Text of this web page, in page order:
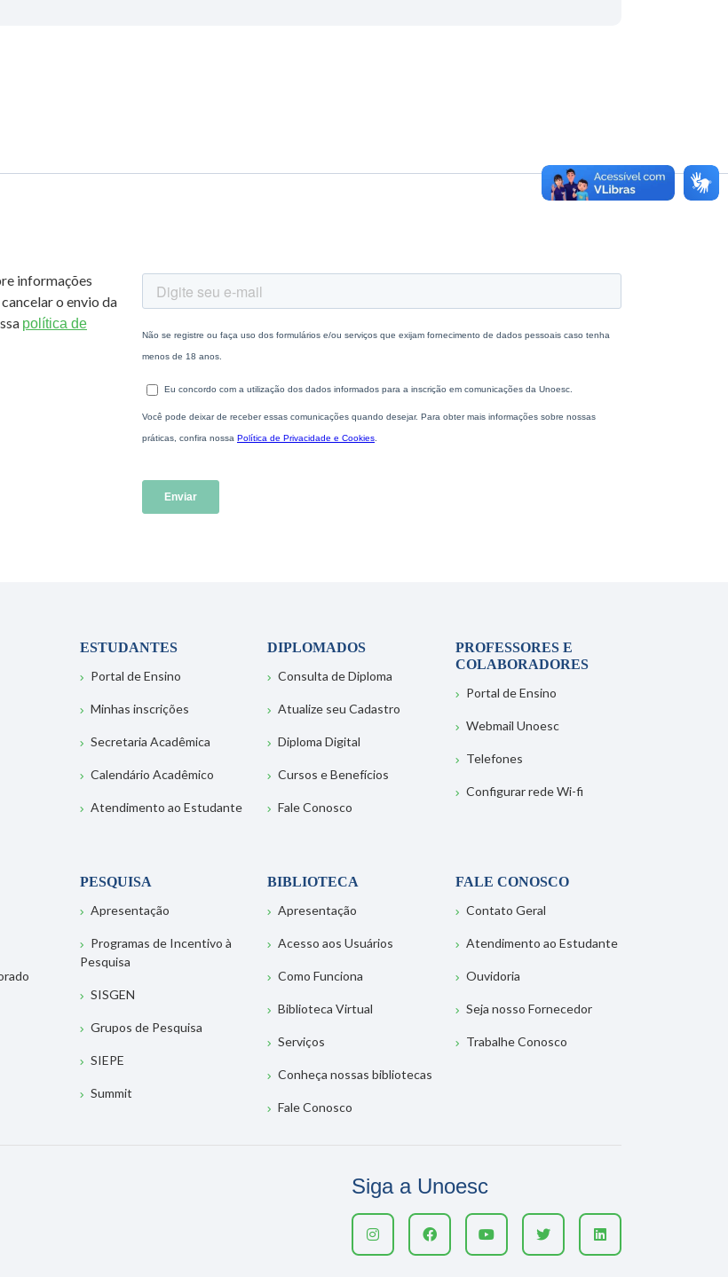
informações
o envio da
política de
ESTUDANTES
Portal de Ensino
Minhas inscrições
Secretaria Acadêmica
Calendário Acadêmico
Atendimento ao Estudante
DIPLOMADOS
Consulta de Diploma
Atualize seu Cadastro
Diploma Digital
Cursos e Benefícios
Fale Conosco
PROFESSORES E
COLABORADORES
Portal de Ensino
Webmail Unoesc
Telefones
Configurar rede Wi-fi
PESQUISA
Apresentação
Programas de Incentivo à
Pesquisa
SISGEN
Grupos de Pesquisa
SIEPE
Summit
BIBLIOTECA
Apresentação
Acesso aos Usuários
Como Funciona
Biblioteca Virtual
Serviços
Conheça nossas bibliotecas
Fale Conosco
FALE CONOSCO
Contato Geral
Atendimento ao Estudante
Ouvidoria
Seja nosso Fornecedor
Trabalhe Conosco
Siga a Unoesc